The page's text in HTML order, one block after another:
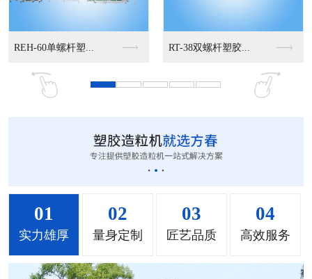
MS-50立式混色机... MS-100立式混色...
MS-200立式混色...
01
实力雄厚
02
量身定制
03
匠艺品质
04
高效服务